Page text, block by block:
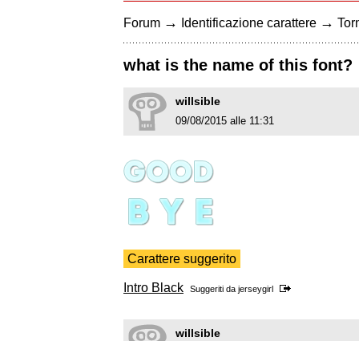
Forum → Identificazione carattere →
what is the name of this font?
willsible
09/08/2015 alle 11:31
Carattere suggerito
Intro Black Suggeriti da jerseygirl
willsible